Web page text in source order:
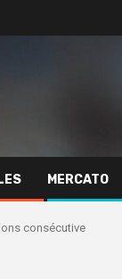
MERCATO
consécutive